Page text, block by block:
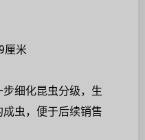
厘米
细化昆虫分级，生
虫，便于后续销售